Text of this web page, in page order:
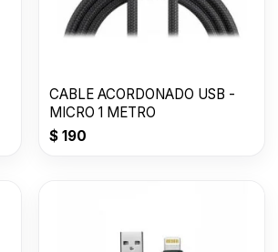
CABLE ACORDONADO USB -
MICRO 1 METRO
$ 190